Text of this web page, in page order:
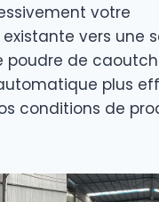
votre
vers une
poudre de
plus
conditions de